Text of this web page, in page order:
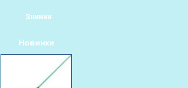
Знижки
Новинки